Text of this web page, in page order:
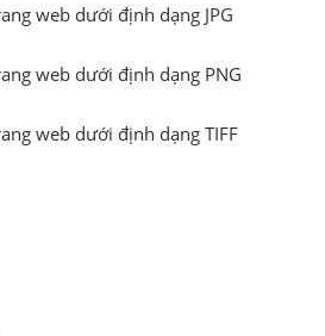
web dưới định dạng JPG
web dưới định dạng PNG
web dưới định dạng TIFF